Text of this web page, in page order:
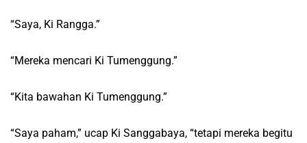
“Saya, Ki Rangga.”
“Mereka mencari Ki Tumenggung.”
“Kita bawahan Ki Tumenggung.”
“Saya paham,” ucap Ki Sanggabaya, “tetapi mereka begitu